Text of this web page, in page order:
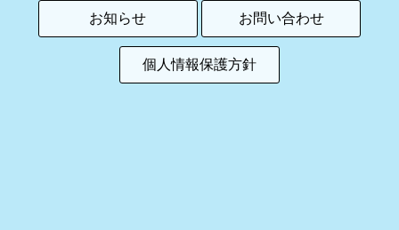
お知らせ お問い合わせ
個人情報保護方針